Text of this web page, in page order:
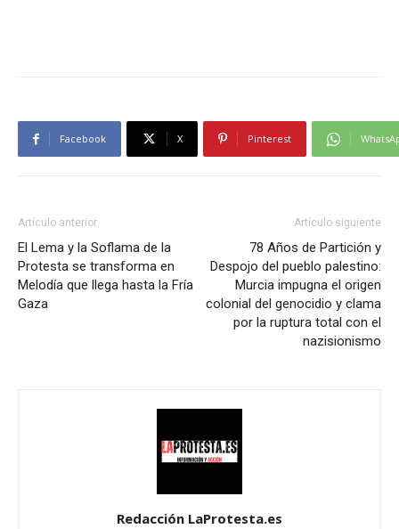
Facebook X Pinterest
Artículo anterior
El Lema y la Soflama de la
Protesta se transforma en
Melodía que llega hasta la Fría
Gaza
Artículo siguiente
78 Años de Partición y
Despojo del pueblo palestino:
Murcia impugna el origen
colonial del genocidio y clama
por la ruptura total con el
nazisionismo
Redacción LaProtesta.es